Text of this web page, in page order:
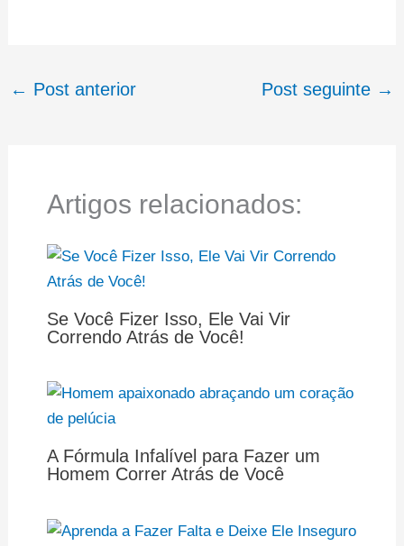
← Post anterior Post seguinte →
Artigos relacionados:
Se Você Fizer Isso, Ele Vai Vir
Correndo Atrás de Você!
A Fórmula Infalível para Fazer um
Homem Correr Atrás de Você